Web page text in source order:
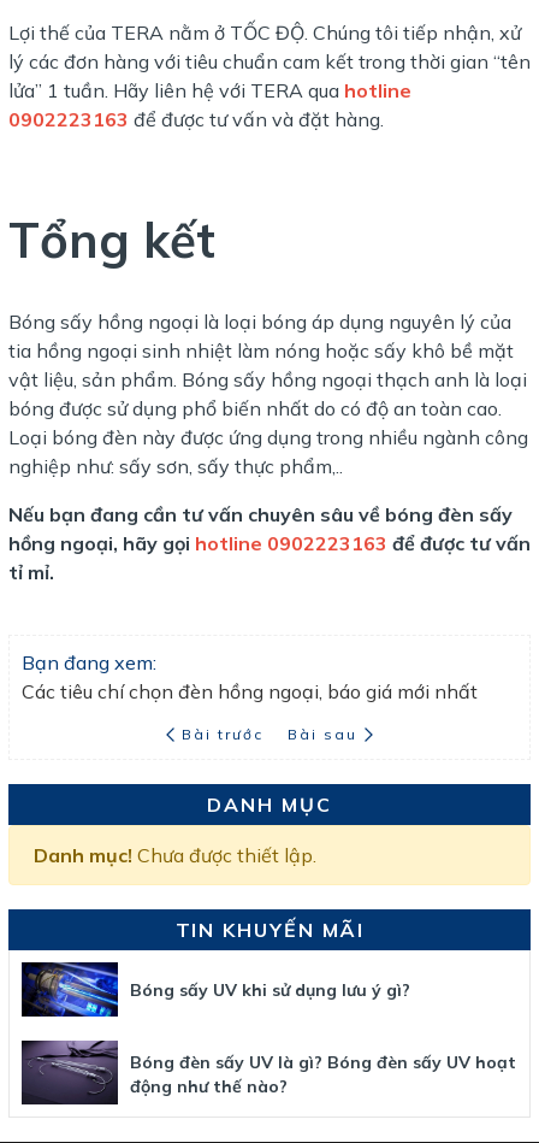
Lợi thế của TERA nằm ở TỐC ĐỘ. Chúng tôi tiếp nhận, xử
lý các đơn hàng với tiêu chuẩn cam kết trong thời gian “tên
lửa” 1 tuần. Hãy liên hệ với TERA qua hotline
0902223163 để được tư vấn và đặt hàng.
Tổng kết
Bóng sấy hồng ngoại là loại bóng áp dụng nguyên lý của
tia hồng ngoại sinh nhiệt làm nóng hoặc sấy khô bề mặt
vật liệu, sản phẩm. Bóng sấy hồng ngoại thạch anh là loại
bóng được sử dụng phổ biến nhất do có độ an toàn cao.
Loại bóng đèn này được ứng dụng trong nhiều ngành công
nghiệp như: sấy sơn, sấy thực phẩm,..
Nếu bạn đang cần tư vấn chuyên sâu về bóng đèn sấy
hồng ngoại, hãy gọi hotline 0902223163 để được tư vấn
tỉ mỉ.
Bạn đang xem:
Các tiêu chí chọn đèn hồng ngoại, báo giá mới nhất
Bài trước Bài sau
DANH MỤC
Danh mục! Chưa được thiết lập.
TIN KHUYẾN MÃI
Bóng sấy UV khi sử dụng lưu ý gì?
Bóng đèn sấy UV là gì? Bóng đèn sấy UV hoạt
động như thế nào?